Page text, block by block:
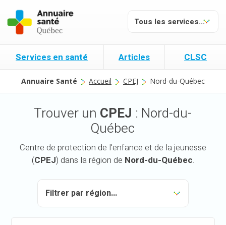
Services en santé Articles CLSC
Annuaire Santé Accueil CPEJ Nord-du-Québec
Trouver un CPEJ : Nord-du-
Québec
Centre de protection de l'enfance et de la jeunesse
(CPEJ) dans la région de Nord-du-Québec.